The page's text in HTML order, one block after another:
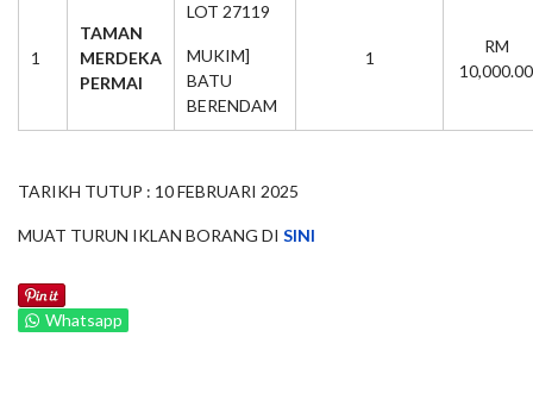
1
TAMAN
MERDEKA
PERMAI
LOT 27119
MUKIM]
BATU
BERENDAM
1
RM
10,000.00
TARIKH TUTUP : 10 FEBRUARI 2025
MUAT TURUN IKLAN BORANG DI SINI
Whatsapp